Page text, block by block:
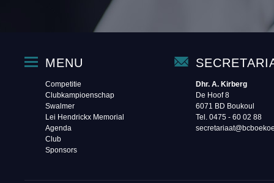
MENU
Competitie
Clubkampioenschap
Swalmer
Lei Hendrickx Memorial
Agenda
Club
Sponsors
Dhr. A. Kirberg
De Hoof 8
6071 BD Boukoul
Tel. 0475 - 60 02 88‬